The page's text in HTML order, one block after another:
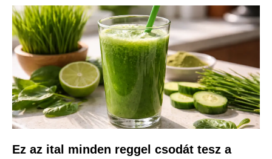
Ez az ital minden reggel csodát tesz a